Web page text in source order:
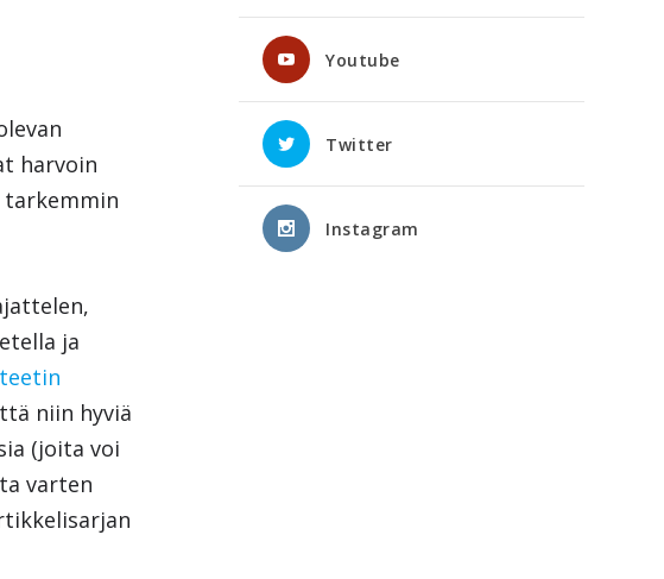
harvoin
tarkemmin
ja
niin hyviä
(joita voi
varten
Youtube
Twitter
Instagram